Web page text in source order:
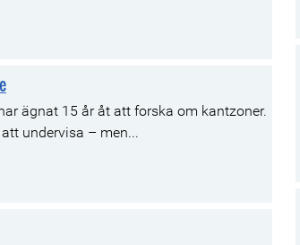
ägnat 15 år åt att forska om kantzoner.
undervisa – men...